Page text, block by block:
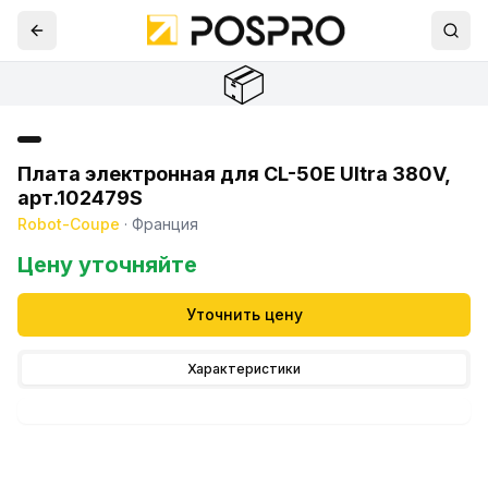
📦
Плата электронная для CL-50Е Ultra 380V,
арт.102479S
Robot-Coupe · Франция
Цену уточняйте
Уточнить цену
Характеристики